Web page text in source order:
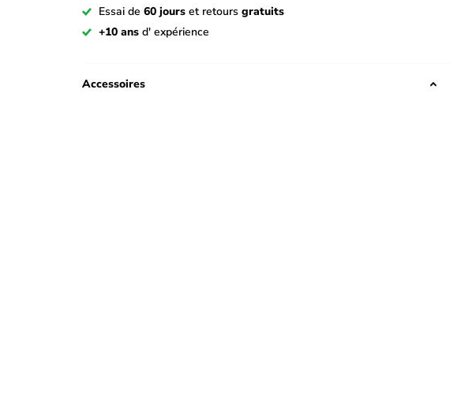
Essai de 60 jours et retours gratuits
+10 ans d' expérience
Accessoires